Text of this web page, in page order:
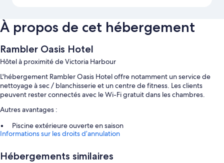
À propos de cet hébergement
Rambler Oasis Hotel
Hôtel à proximité de Victoria Harbour
L'hébergement Rambler Oasis Hotel offre notamment un service de
nettoyage à sec / blanchisserie et un centre de fitness. Les clients
peuvent rester connectés avec le Wi-Fi gratuit dans les chambres.
Autres avantages :
Piscine extérieure ouverte en saison
Parking en libre-service (en supplément), service de conciergerie et
Ascenseur, salle de banquet et coffre-fort à la réception
Informations sur les droits d’annulation
Hébergements similaires